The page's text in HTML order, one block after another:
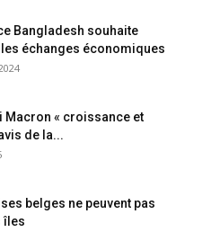
Bangladesh souhaite
échanges économiques
Macron « croissance et
de la...
belges ne peuvent pas
îles